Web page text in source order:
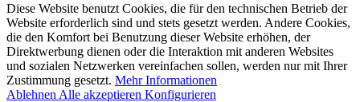
Diese Website benutzt Cookies, die für den technischen Betrieb der
Website erforderlich sind und stets gesetzt werden. Andere Cookies,
die den Komfort bei Benutzung dieser Website erhöhen, der
Direktwerbung dienen oder die Interaktion mit anderen Websites
und sozialen Netzwerken vereinfachen sollen, werden nur mit Ihrer
Zustimmung gesetzt. Mehr Informationen
Ablehnen Alle akzeptieren Konfigurieren